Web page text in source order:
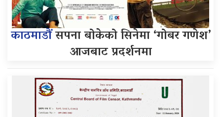
काठमाडौंसपना बोकेको सिनेमा ‘गोबर गणेश’
आजबाट प्रदर्शनमा